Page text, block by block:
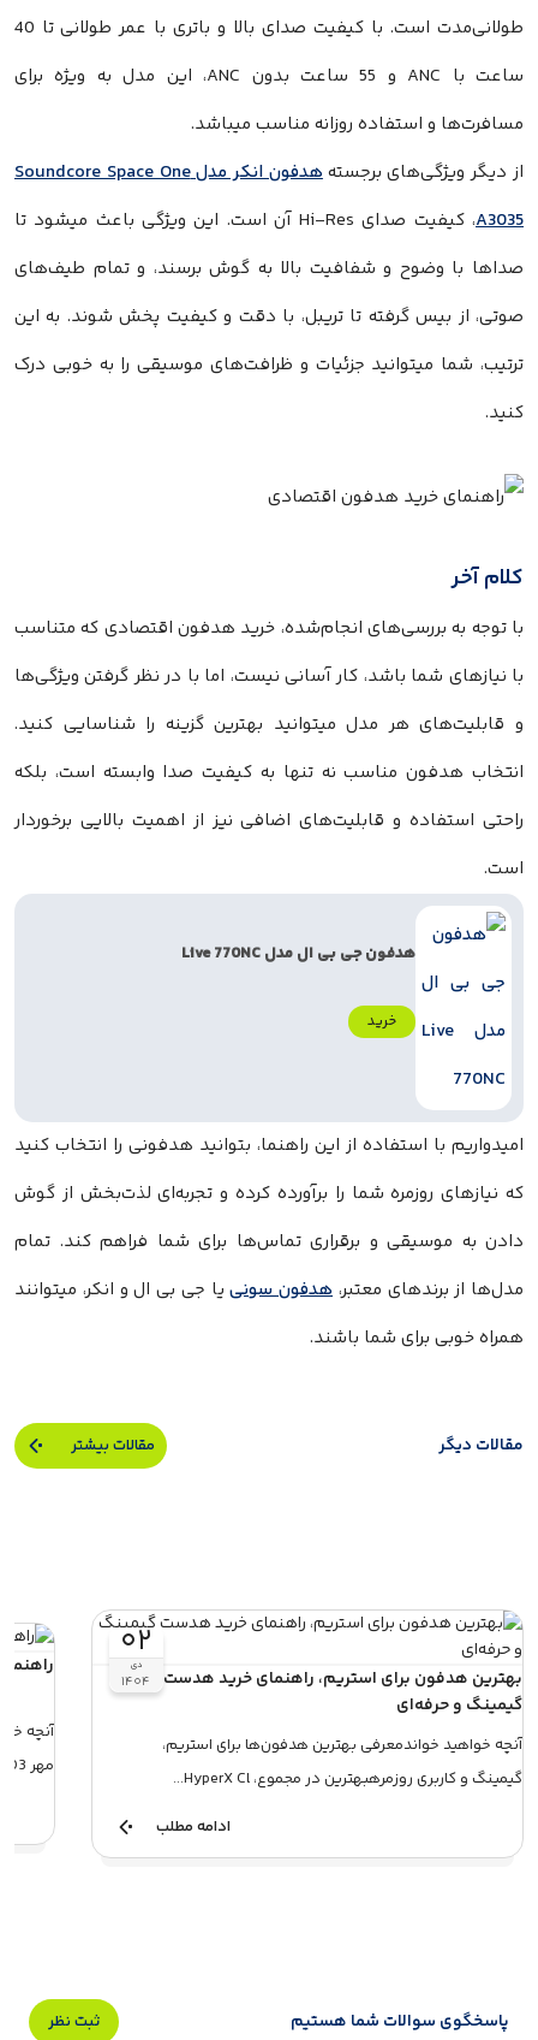
طولانی‌مدت است. با کیفیت صدای بالا و باتری با عمر طولانی تا 40
ساعت با ANC و 55 ساعت بدون ANC، این مدل به ویژه برای
مسافرت‌ها و استفاده روزانه مناسب میباشد.
از دیگر ویژگی‌های برجسته‌
هدفون انکر مدل Soundcore Space One
A3035
، کیفیت صدای Hi-Res آن‌ است. این ویژگی باعث میشود تا
صداها با وضوح و شفافیت بالا به گوش برسند، و تمام طیف‌های
صوتی، از بیس گرفته تا تریبل، با دقت و کیفیت پخش شوند. به این
ترتیب، شما میتوانید جزئیات و ظرافت‌های موسیقی را به خوبی درک
کنید.
کلام آخر
با توجه به بررسی‌های انجام‌شده، خرید هدفون اقتصادی که متناسب
با نیازهای شما باشد، کار آسانی نیست، اما با در نظر گرفتن ویژگی‌ها
و قابلیت‌های هر مدل میتوانید بهترین گزینه را شناسایی کنید.
انتخاب هدفون مناسب نه تنها به کیفیت صدا وابسته است، بلکه
راحتی استفاده و قابلیت‌های اضافی نیز از اهمیت بالایی برخوردار
است.
هدفون جی بی ال مدل Live 770NC
خرید
امیدواریم با استفاده از این راهنما، بتوانید هدفونی را انتخاب کنید
که نیازهای روزمره شما را برآورده کرده و تجربه‌ای لذت‌بخش از گوش
دادن به موسیقی و برقراری تماس‌ها برای شما فراهم کند. تمام
مدل‌ها از برندهای معتبر، هدفون سونییا جی بی ال و انکر، میتوانند
همراه خوبی برای شما باشند.
مقالات دیگر مقالات بیشتر
۰۲
دی
۱۴۰۴
بهترین هدفون برای استریم، راهنمای خرید هدست
گیمینگ و حرفه‌ای
آنچه خواهید خواندمعرفی بهترین هدفون‌ها برای استریم،
گیمینگ و کاربری روزمرهبهترین در مجموع، HyperX Cl...
ادامه مطلب
راهنمای
مهر 1403هدفون سونی مدل WH-CH520هدفون جی ب...
پاسخگوی سوالات شما هستیم ثبت نظر